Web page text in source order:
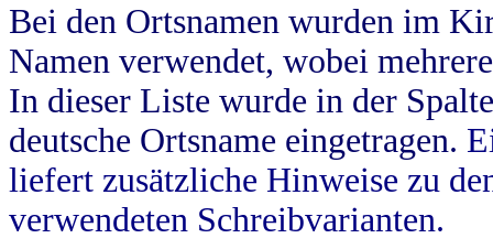
Bei den Ortsnamen wurden im
Namen verwendet, wobei
In dieser Liste wurde in der
deutsche Ortsname eingetragen.
liefert zusätzliche Hinweise zu
verwendeten Schreibvarianten.